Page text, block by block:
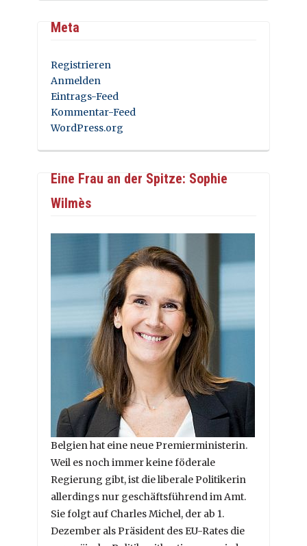
Meta
Registrieren
Anmelden
Eintrags-Feed
Kommentar-Feed
WordPress.org
Eine Frau an der Spitze: Sophie
Wilmès
Belgien hat eine neue Premierministerin.
Weil es noch immer keine föderale
Regierung gibt, ist die liberale Politikerin
allerdings nur geschäftsführend im Amt.
Sie folgt auf Charles Michel, der ab 1.
Dezember als Präsident des EU-Rates die